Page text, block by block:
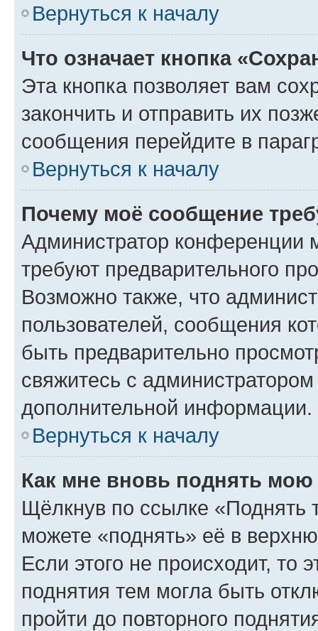
Вернуться к началу
Что означает кнопка
Эта кнопка позволяет вам
закончить и отправить их
сообщения перейдите в
Вернуться к началу
Почему моё сообщение
Администратор конференции
требуют предварительного
Возможно также, что
пользователей, сообщения
быть предварительно
свяжитесь с
дополнительной информации.
Вернуться к началу
Как мне вновь поднять мою
Щёлкнув по ссылке «Поднять
можете «поднять» её в
Если этого не происходит, то
поднятия тем могла быть
пройти до повторного